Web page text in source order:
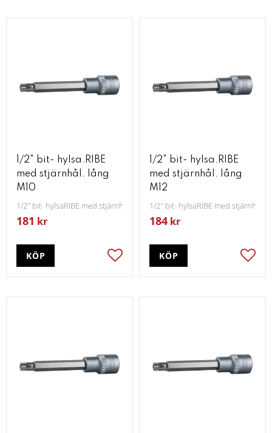
1/2" bit- hylsa.RIBE
med stjärnhål. lång
M10
1/2" bit- hylsaRIBE med stjärnhål lång M10
181 kr
Lägg till i favoriter
KÖP
1/2" bit- hylsa.RIBE
med stjärnhål. lång
M12
1/2" bit- hylsaRIBE med stjärnhål
184 kr
KÖP